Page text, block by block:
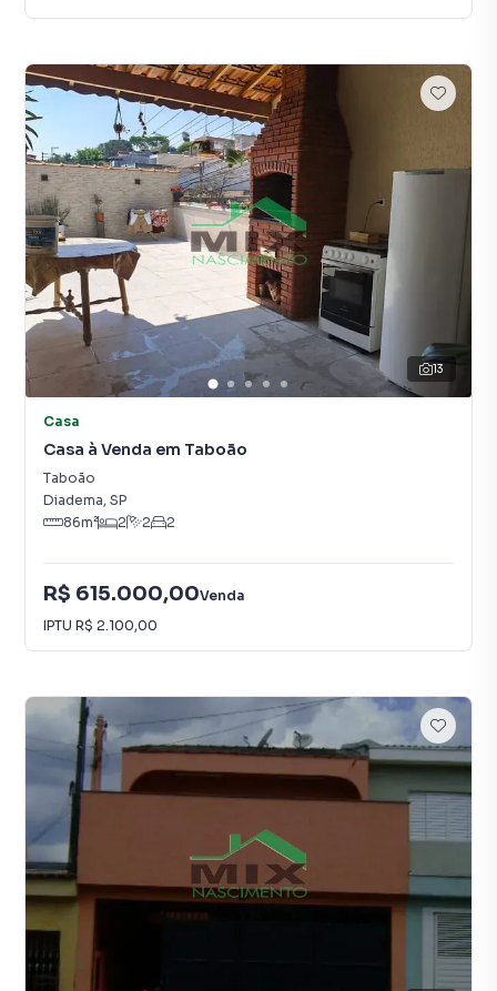
13
Casa
Casa à Venda em Taboão
Taboão
Diadema, SP
86m² 2 2 2
R$ 615.000,00Venda
IPTU R$ 2.100,00